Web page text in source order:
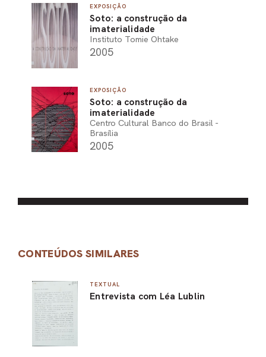
EXPOSIÇÃO
Soto: a construção da
imaterialidade
Instituto Tomie Ohtake
2005
EXPOSIÇÃO
Soto: a construção da
imaterialidade
Centro Cultural Banco do Brasil -
Brasília
2005
CONTEÚDOS SIMILARES
TEXTUAL
Entrevista com Léa Lublin